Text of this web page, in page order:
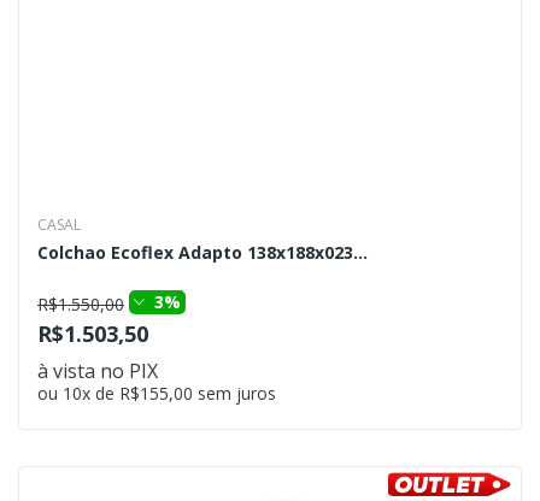
CASAL
Colchao Ecoflex Adapto 138x188x023...
R$1.550,00 3%
R$1.503,50
à vista no PIX
ou 10x de R$155,00 sem juros